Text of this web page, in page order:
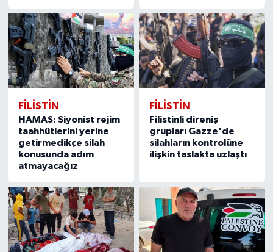
FILISTIN
HAMAS: Siyonist rejim
taahhütlerini yerine
getirmedikçe silah
konusunda adım
atmayacağız
FILISTIN
Filistinli direniş
grupları Gazze'de
silahların kontrolüne
ilişkin taslakta uzlaştı